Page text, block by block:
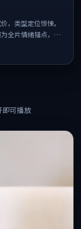
，类型定位惊悚。
全片情绪锚点，结
即可播放